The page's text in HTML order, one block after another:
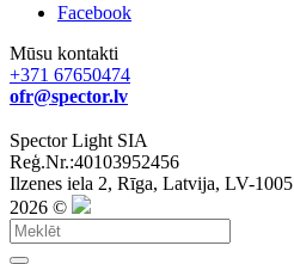
Facebook
Mūsu kontakti
+371 67650474
ofr@spector.lv
Spector Light SIA
Reģ.Nr.:40103952456
Ilzenes iela 2, Rīga, Latvija, LV-1005
2026 ©